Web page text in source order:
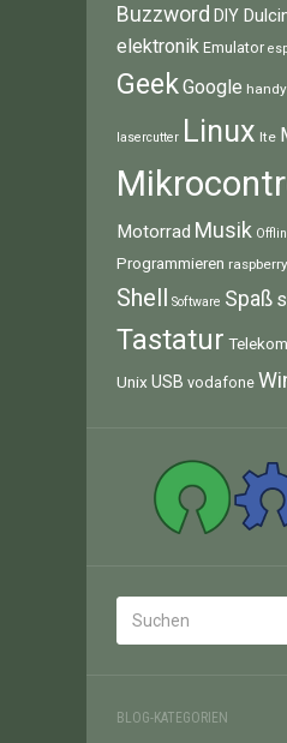
Buzzword DIY
elektronik Emulator
GeekGoogle handy
lasercutter Linux lte
Motorrad Musik
Programmieren
Shell Software Spaß
Tastatur Telekom
Unix USB vodafone
BLOG-KATEGORIEN